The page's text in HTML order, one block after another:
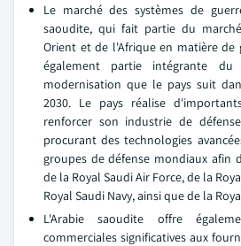
Le marché des systèmes de
saoudite, qui fait partie du
Orient et de l'Afrique en matière de
également partie intégrante du
modernisation que le pays suit
2030. Le pays réalise
renforcer son industrie de
procurant des technologies
groupes de défense mondiaux afin
de la Royal Saudi Air Force, de la
Royal Saudi Navy, ainsi que de la
L'Arabie saoudite offre
commerciales significatives aux